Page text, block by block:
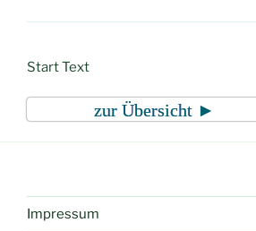
Start Text
zur Übersicht ►
Impressum